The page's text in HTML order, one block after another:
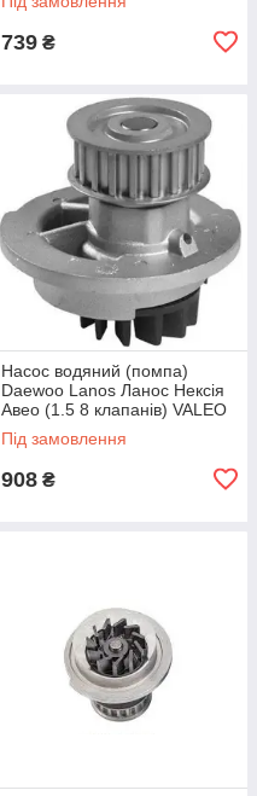
739 ₴
Насос водяний (помпа)
Daewoo Lanos Ланос Нексія
Авео (1.5 8 клапанів) VALEO
Під замовлення
908 ₴